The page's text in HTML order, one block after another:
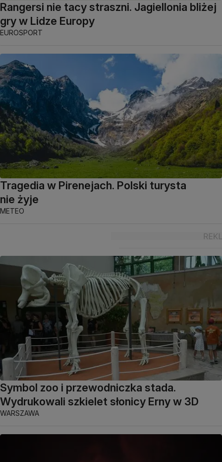
Rangersi nie tacy straszni. Jagiellonia bliżej
gry w Lidze Europy
EUROSPORT
Tragedia w Pirenejach. Polski turysta
nie żyje
METEO
Symbol zoo i przewodniczka stada.
Wydrukowali szkielet słonicy Erny w 3D
WARSZAWA